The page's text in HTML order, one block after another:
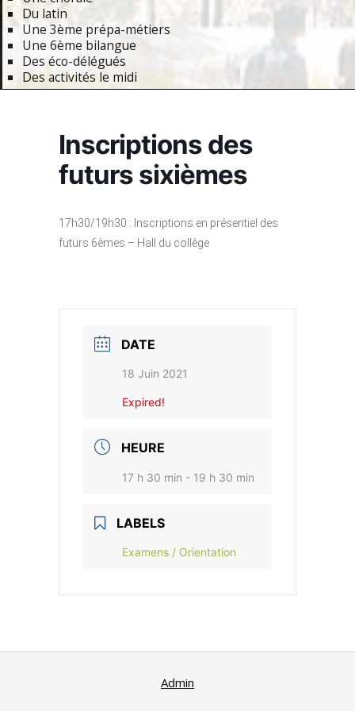
Du latin
Une 3ème prépa-métiers
Une 6ème bilangue
Des éco-délégués
Des activités le midi
Inscriptions des
futurs sixièmes
17h30/19h30 : Inscriptions en présentiel des
futurs 6èmes – Hall du collège
DATE
18 Juin 2021
Expired!
HEURE
17 h 30 min - 19 h 30 min
LABELS
Examens / Orientation
Admin